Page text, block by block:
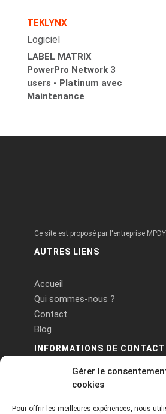
Gérer le
cookies
Pour offrir les meilleures expériences, nous
TEKLYNX
Logiciel
LABEL MATRIX
PowerPro Network 3
users - Platinum avec
Maintenance
Ce site est proposé par l'entreprise
AUTRES LIENS
Accueil
Qui sommes-nous ?
Contact
Blog
INFORMATIONS DE CONTACT
PA Keneach Ouest - 5 rue de
contact@logiciels-